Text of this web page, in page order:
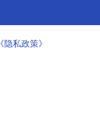
《隐私政策》